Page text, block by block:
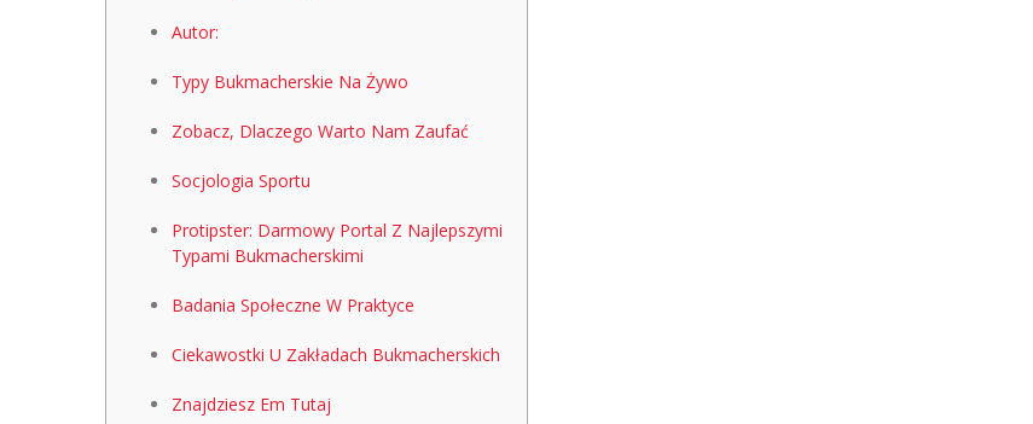
Autor:
Typy Bukmacherskie Na Żywo
Zobacz, Dlaczego Warto Nam Zaufać
Socjologia Sportu
Protipster: Darmowy Portal Z Najlepszymi
Typami Bukmacherskimi
Badania Społeczne W Praktyce
Ciekawostki U Zakładach Bukmacherskich
Znajdziesz Em Tutaj